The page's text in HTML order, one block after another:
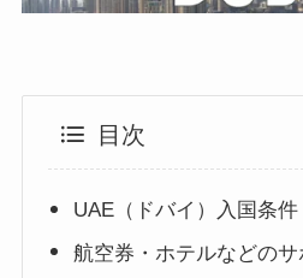
目次
UAE（ドバイ）入国条件
航空券・ホテルなどのサ